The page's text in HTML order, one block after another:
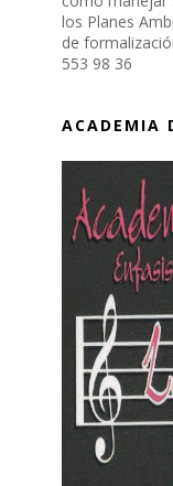
los Planes
de
553 98 36
ACADEMIA